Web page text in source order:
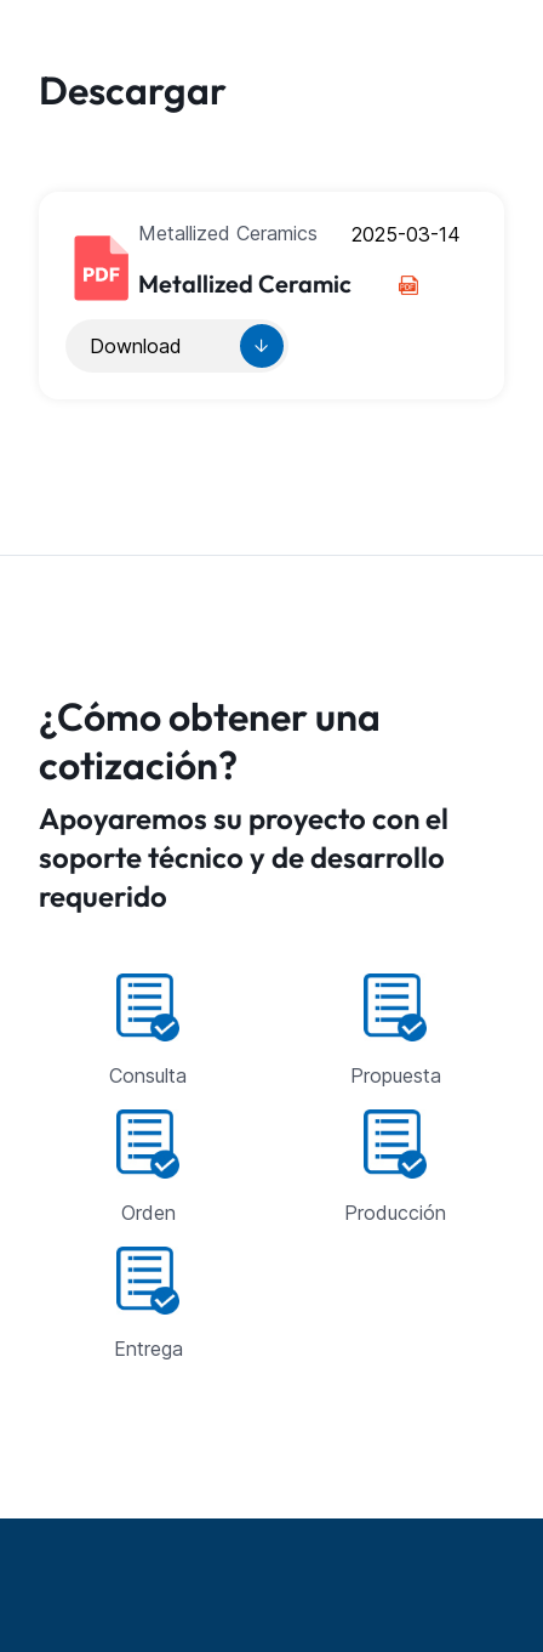
Descargar
Metallized Ceramics
Metallized Ceramic
2025-03-14
Download
¿Cómo obtener una
cotización?
Apoyaremos su proyecto con el
soporte técnico y de desarrollo
requerido
Consulta Propuesta
Orden Producción
Entrega